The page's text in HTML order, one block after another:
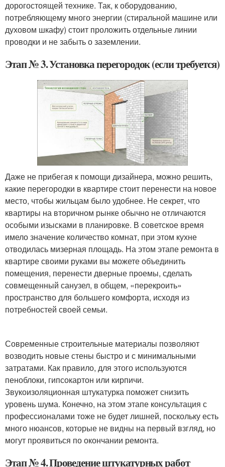
дорогостоящей технике. Так, к оборудованию,
потребляющему много энергии (стиральной машине или
духовом шкафу) стоит проложить отдельные линии
проводки и не забыть о заземлении.
Этап № 3. Установка перегородок (если требуется)
Даже не прибегая к помощи дизайнера, можно решить,
какие перегородки в квартире стоит перенести на новое
место, чтобы жильцам было удобнее. Не секрет, что
квартиры на вторичном рынке обычно не отличаются
особыми изысками в планировке. В советское время
имело значение количество комнат, при этом кухне
отводилась мизерная площадь. На этом этапе ремонта в
квартире своими руками вы можете объединить
помещения, перенести дверные проемы, сделать
совмещенный санузел, в общем, «перекроить»
пространство для большего комфорта, исходя из
потребностей своей семьи.
Современные строительные материалы позволяют
возводить новые стены быстро и с минимальными
затратами. Как правило, для этого используются
пеноблоки, гипсокартон или кирпичи.
Звукоизоляционная штукатурка поможет снизить
уровень шума. Конечно, на этом этапе консультация с
профессионалами тоже не будет лишней, поскольку есть
много нюансов, которые не видны на первый взгляд, но
могут проявиться по окончании ремонта.
Этап № 4. Проведение штукатурных работ